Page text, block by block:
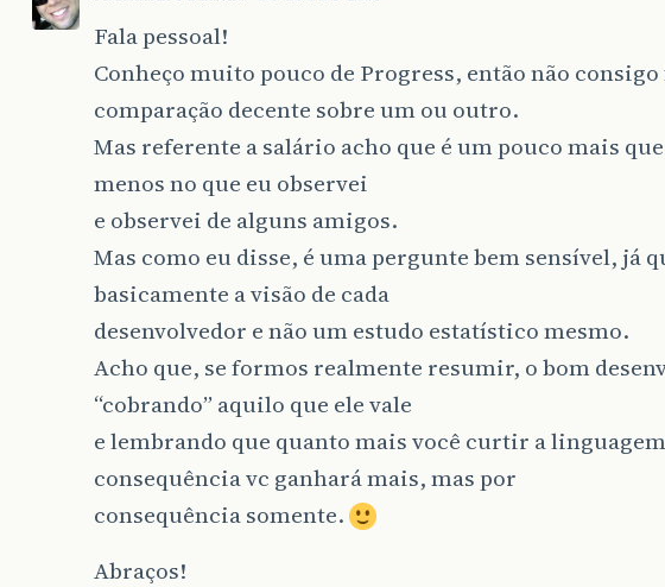
Fala pessoal!
Conheço muito pouco de Progress, então não
comparação decente sobre um ou outro.
Mas referente a salário acho que é um pouco mais
menos no que eu observei
e observei de alguns amigos.
Mas como eu disse, é uma pergunte bem sensível, já
basicamente a visão de cada
desenvolvedor e não um estudo estatístico mesmo.
Acho que, se formos realmente resumir, o bom
“cobrando” aquilo que ele vale
e lembrando que quanto mais você curtir a
consequência vc ganhará mais, mas por
consequência somente.
Abraços!